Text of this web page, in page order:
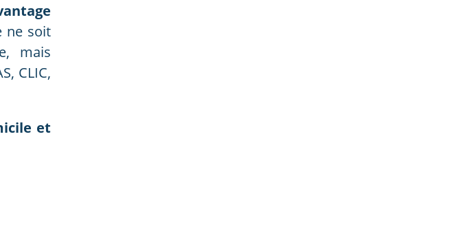
ne soit
mais
CLIC,
et